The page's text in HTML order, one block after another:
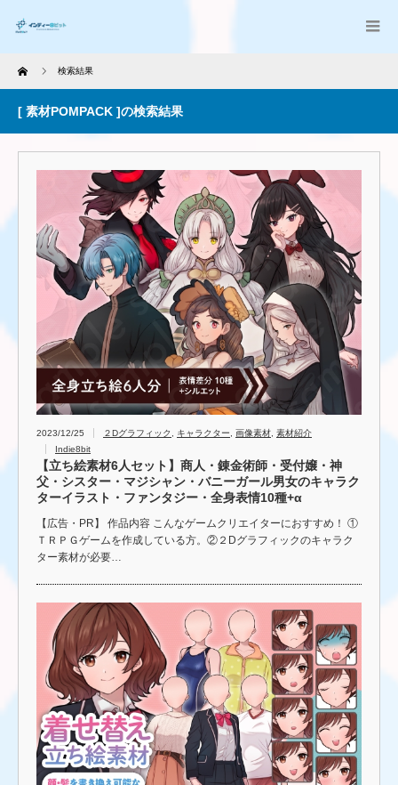
Home 検索結果
[ 素材POMPACK ]の検索結果
2023/12/25 ２Dグラフィック キャラクター 画像素材 素材紹介
Indie8bit
【立ち絵素材6人セット】商人・錬金術師・受付嬢・神
父・シスター・マジシャン・バニーガール男女のキャラク
ターイラスト・ファンタジー・全身表情10種+α
【広告・PR】 作品内容 こんなゲームクリエイターにおすすめ！ ①
ＴＲＰＧゲームを作成している方。②２Dグラフィックのキャラク
ター素材が必要…